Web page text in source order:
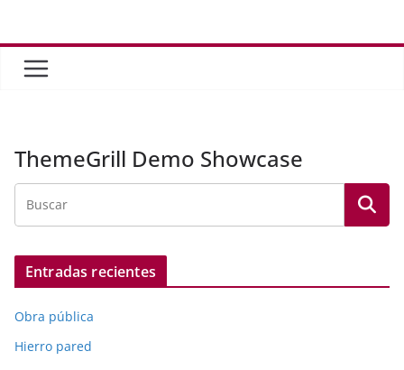
contenido
ThemeGrill Demo Showcase
Entradas recientes
Obra pública
Hierro pared